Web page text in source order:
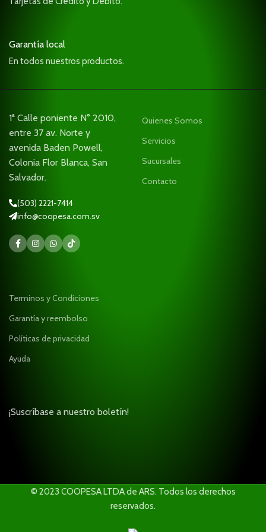
Garantía local
En todos nuestros productos.
1ª Calle poniente N° 2010,
entre 37 av. Norte y
avenida Baden Powell,
Colonia Flor Blanca, San
Salvador.
(503) 2221-7414
info@coopesa.com.sv
Quienes Somos
Servicios
Sucursales
Contacto
Terminos y Condiciones
Garantía y reembolso
Políticas de privacidad
Ayuda
¡Suscríbase a nuestro boletín!
© 2023 COOPESA LTDA de ARS. Todos los derechos
reservados.